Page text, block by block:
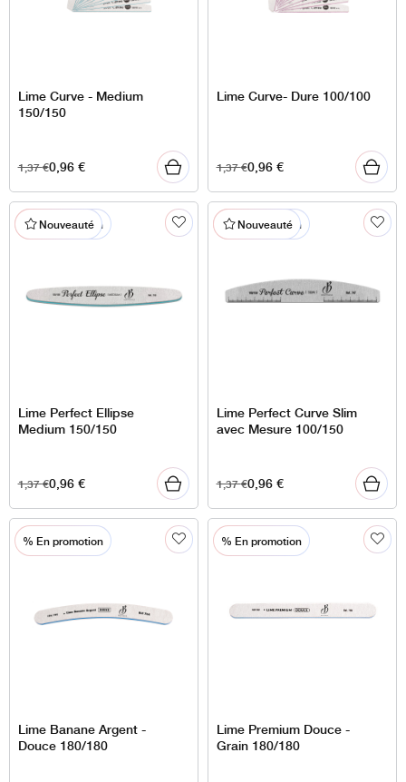
Lime Curve - Medium
150/150
1,37€0,96€
Lime Curve- Dure 100/100
1,37€0,96€
% En promotion
Nouveauté
Lime Perfect Ellipse
Medium 150/150
1,37€0,96€
% En promotion
Nouveauté
Lime Perfect Curve Slim
avec Mesure 100/150
1,37€0,96€
% En promotion
Lime Banane Argent -
Douce 180/180
% En promotion
Lime Premium Douce -
Grain 180/180